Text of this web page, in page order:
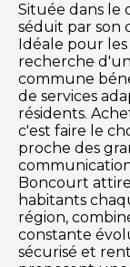
Située dans le
séduit par son
Idéale pour
recherche
commune
de services
résidents.
c'est faire le
proche des
Boncourt
habitants
région,
constante
sécurisé et